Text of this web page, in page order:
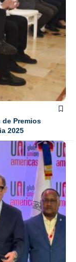
Premios
2025